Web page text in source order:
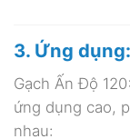
3. Ứng dụng:
Gạch Ấn Độ
ứng dụng cao,
nhau: